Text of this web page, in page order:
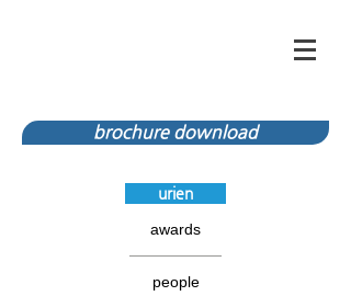
brochure download
urien
awards
people